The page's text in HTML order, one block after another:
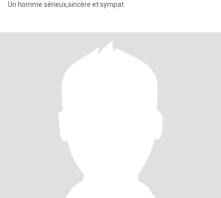
Un homme sérieux,sincère et sympat